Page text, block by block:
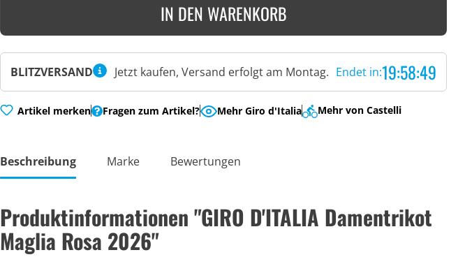
IN DEN WARENKORB
BLITZVERSAND Jetzt kaufen, Versand erfolgt am Montag. Endet in:19:58:48
Artikel merken Fragen zum Artikel? Mehr Giro d'Italia Mehr von Castelli
Beschreibung Marke Bewertungen
Produktinformationen "GIRO D'ITALIA Damentrikot
Maglia Rosa 2026"